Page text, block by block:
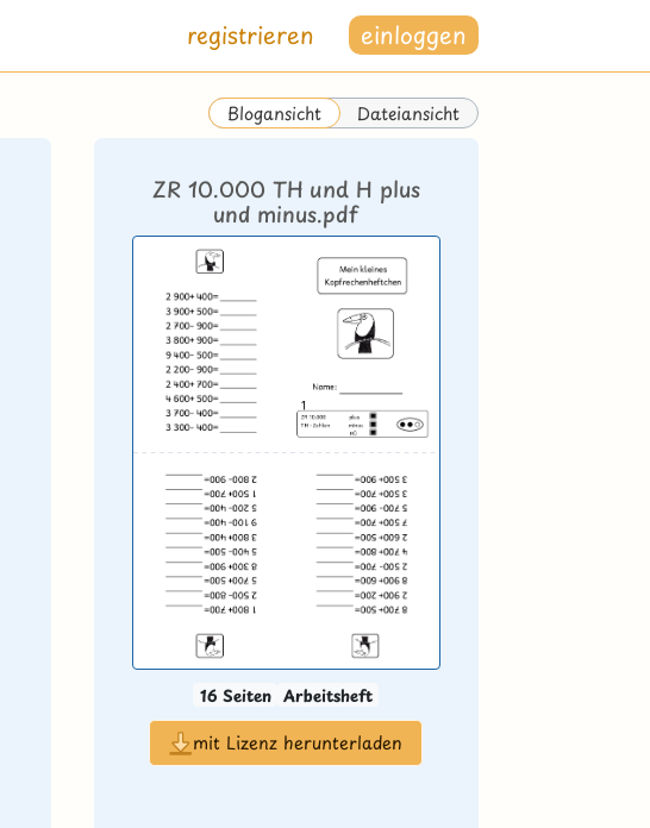
registrieren einloggen
Blogansicht Dateiansicht
ZR 10.000 TH und H plus
und minus.pdf
16 Seiten Arbeitsheft
mit Lizenz herunterladen